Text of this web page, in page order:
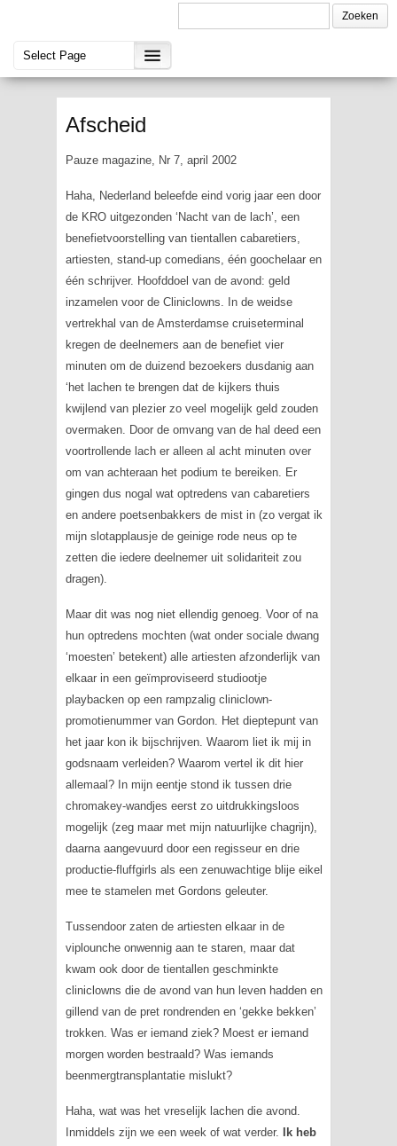
Afscheid
Pauze magazine, Nr 7, april 2002
Haha, Nederland beleefde eind vorig jaar een door
de KRO uitgezonden ‘Nacht van de lach’, een
benefietvoorstelling van tientallen cabaretiers,
artiesten, stand-up comedians, één goochelaar en
één schrijver. Hoofddoel van de avond: geld
inzamelen voor de Cliniclowns. In de weidse
vertrekhal van de Amsterdamse cruiseterminal
kregen de deelnemers aan de benefiet vier
minuten om de duizend bezoekers dusdanig aan
‘het lachen te brengen dat de kijkers thuis
kwijlend van plezier zo veel mogelijk geld zouden
overmaken. Door de omvang van de hal deed een
voortrollende lach er alleen al acht minuten over
om van achteraan het podium te bereiken. Er
gingen dus nogal wat optredens van cabaretiers
en andere poetsenbakkers de mist in (zo vergat ik
mijn slotapplausje de geinige rode neus op te
zetten die iedere deelnemer uit solidariteit zou
dragen).
Maar dit was nog niet ellendig genoeg. Voor of na
hun optredens mochten (wat onder sociale dwang
‘moesten’ betekent) alle artiesten afzonderlijk van
elkaar in een geïmproviseerd studiootje
playbacken op een rampzalig cliniclown-
promotienummer van Gordon. Het dieptepunt van
het jaar kon ik bijschrijven. Waarom liet ik mij in
godsnaam verleiden? Waarom vertel ik dit hier
allemaal? In mijn eentje stond ik tussen drie
chromakey-wandjes eerst zo uitdrukkingsloos
mogelijk (zeg maar met mijn natuurlijke chagrijn),
daarna aangevuurd door een regisseur en drie
productie-fluffgirls als een zenuwachtige blije eikel
mee te stamelen met Gordons geleuter.
Tussendoor zaten de artiesten elkaar in de
viplounche onwennig aan te staren, maar dat
kwam ook door de tientallen geschminkte
cliniclowns die de avond van hun leven hadden en
gillend van de pret rondrenden en ‘gekke bekken’
trokken. Was er iemand ziek? Moest er iemand
morgen worden bestraald? Was iemands
beenmergtransplantatie mislukt?
Haha, wat was het vreselijk lachen die avond.
Inmiddels zijn we een week of wat verder.
Ik heb